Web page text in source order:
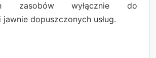
zasobów wyłącznie do
dopuszczonych usług.